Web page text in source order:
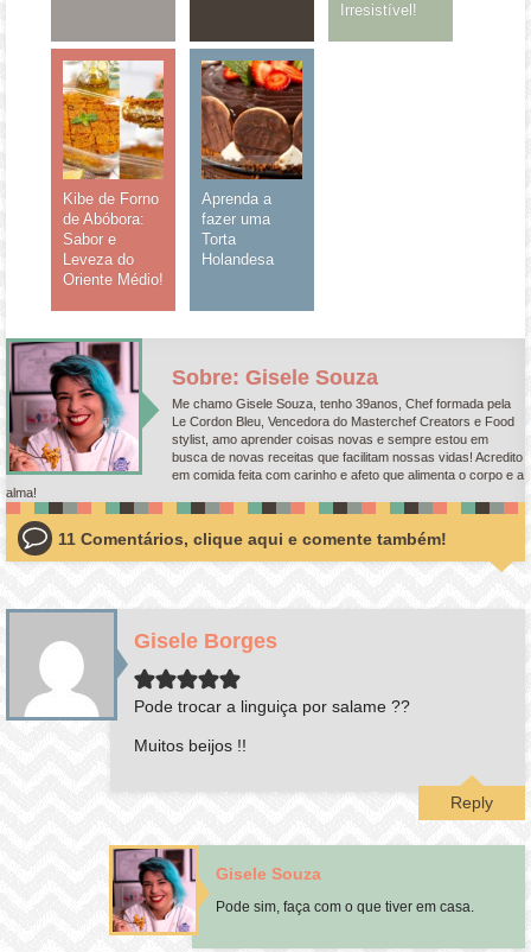
Irresistível!
Kibe de Forno
de Abóbora:
Sabor e
Leveza do
Oriente Médio!
Aprenda a
fazer uma
Torta
Holandesa
Sobre: Gisele Souza
Me chamo Gisele Souza, tenho 39anos, Chef formada pela
Le Cordon Bleu, Vencedora do Masterchef Creators e Food
stylist, amo aprender coisas novas e sempre estou em
busca de novas receitas que facilitam nossas vidas! Acredito
em comida feita com carinho e afeto que alimenta o corpo e a
alma!
11 Comentários, clique aqui e comente também!
Gisele Borges
Pode trocar a linguiça por salame ??
Muitos beijos !!
Reply
Gisele Souza
Pode sim, faça com o que tiver em casa.